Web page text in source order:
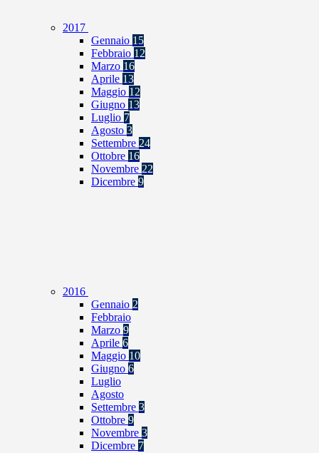
2017
Gennaio 15
Febbraio 12
Marzo 16
Aprile 13
Maggio 12
Giugno 13
Luglio 7
Agosto 3
Settembre 24
Ottobre 16
Novembre 22
Dicembre 9
2016
Gennaio 2
Febbraio
Marzo 9
Aprile 6
Maggio 10
Giugno 6
Luglio
Agosto
Settembre 3
Ottobre 9
Novembre 3
Dicembre 7